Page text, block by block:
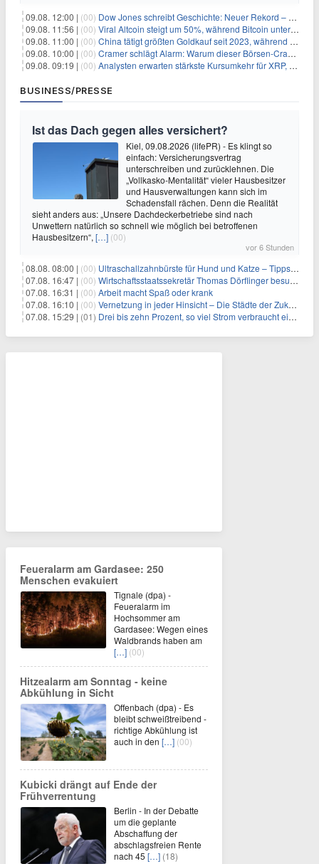
09.08. 12:00 | (00) Dow Jones schreibt Geschichte: Neuer Rekord – und Amazon knackt die nächste Billionen-Marke
09.08. 11:56 | (00) Viral Altcoin steigt um 50%, während Bitcoin unter $65.000 fällt
09.08. 11:00 | (00) China tätigt größten Goldkauf seit 2023, während Goldpreis um 8% steigt
09.08. 10:00 | (00) Cramer schlägt Alarm: Warum dieser Börsen-Crash die beste Einstiegschance seit Monaten ist
09.08. 09:19 | (00) Analysten erwarten stärkste Kursumkehr für XRP, während Polymarket skeptisch bleibt
BUSINESS/PRESSE
Ist das Dach gegen alles versichert?
Kiel, 09.08.2026 (lifePR) - Es klingt so
einfach: Versicherungsvertrag
unterschreiben und zurücklehnen. Die
„Vollkasko-Mentalität“ vieler Hausbesitzer
und Hausverwaltungen kann sich im
Schadensfall rächen. Denn die Realität
sieht anders aus: „Unsere Dachdeckerbetriebe sind nach
Unwettern natürlich so schnell wie möglich bei betroffenen
Hausbesitzern“, […] (00)
vor 6 Stunden
08.08. 08:00 | (00) Ultraschallzahnbürste für Hund und Katze – Tipps zur erfolgreichen Eingewöhnung
07.08. 16:47 | (00) Wirtschaftsstaatssekretär Thomas Dörflinger besucht Handwerksbetrieb im Kammerbezirk Freiburg
07.08. 16:31 | (00) Arbeit macht Spaß oder krank
07.08. 16:10 | (00) Vernetzung in jeder Hinsicht – Die Städte der Zukunft sind grün-blau
07.08. 15:29 | (01) Drei bis zehn Prozent, so viel Strom verbraucht ein Aufzug im Gebäude
Feueralarm am Gardasee: 250
Menschen evakuiert
Tignale (dpa) -
Feueralarm im
Hochsommer am
Gardasee: Wegen eines
Waldbrands haben am
[…] (00)
Hitzealarm am Sonntag - keine
Abkühlung in Sicht
Offenbach (dpa) - Es
bleibt schweißtreibend -
richtige Abkühlung ist
auch in den […] (00)
Kubicki drängt auf Ende der
Frühverrentung
Berlin - In der Debatte
um die geplante
Abschaffung der
abschlagsfreien Rente
nach 45 […] (18)